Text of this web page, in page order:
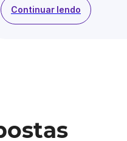
Continuar lendo